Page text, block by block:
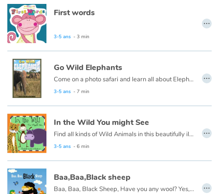
First words
3-5 ans - 3 min
…
Go Wild Elephants
Come on a photo safari and learn all about Elephants.
3-5 ans - 7 min
…
In the Wild You might See
Find all kinds of Wild Animals in this beautifully illustrated First Words book by artist Lisa M Gardiner, perfect for your youngest reader discovering the joy of books.
3-5 ans - 6 min
…
Baa,Baa,Black sheep
Baa, Baa, Black Sheep, Have you any wool? Yes, I do. It is all right here. There are three bags full... Read-aloud fun for the very young! Laugh along with this re-imagining! …